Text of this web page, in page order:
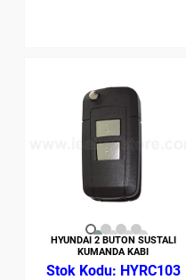
HYUNDAI 2 BUTON SUSTALI
KUMANDA KABI
HYRC103